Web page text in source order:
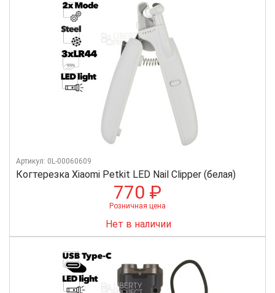
Когтерезка Xiaomi Petkit LED Nail Clipper (белая)
Артикул: 0L-00060609
770 ₽
Розничная цена
Нет в наличии